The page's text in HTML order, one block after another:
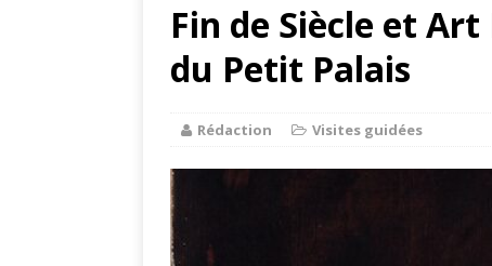
Fin de Siècle et
du Petit Palais
Rédaction Visites guidées